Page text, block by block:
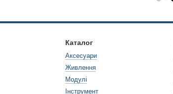
Каталог
Аксесуари
Живлення
Модулі
Інструмент